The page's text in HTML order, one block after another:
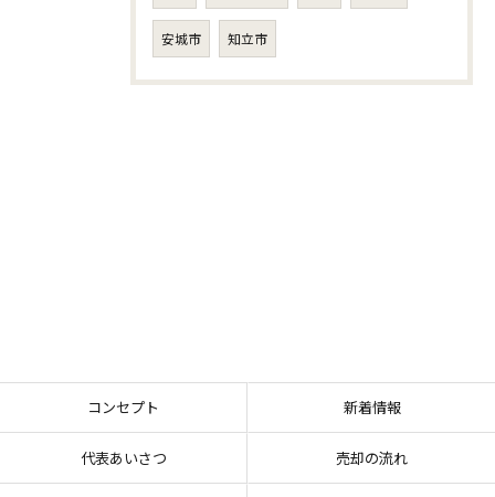
安城市 知立市
コンセプト 新着情報
代表あいさつ 売却の流れ